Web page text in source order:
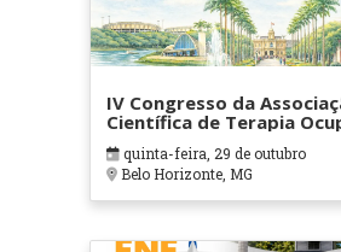
IV Congresso da
Científica de Terapia
em Contextos
Cuidados Paliativos -
quinta-feira, 29 de outubro
Belo Horizonte, MG